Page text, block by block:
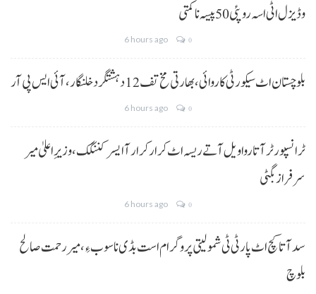
و ڈیزل اٹی اسہ روپئی 50 پیسہ نا کمتی
6 hours ago 0
بلوچستان اٹ سیکورٹی کاروائی، بھارتی مخ تف 12 دہشتگرد خلنگار،آئی ایس پی آر
6 hours ago 0
ٹرانسپورٹر آتا روا ویل آتے ریسہ اٹ کرار کرار آ ایسر کننگک ،وزیرِ اعلیٰ میر
سرفراز بگٹی
6 hours ago 0
سد آتا کچ اٹ پارٹی ٹی شمولیتی پروگرام است بڈی نا سوب ءِ،میر رحمت صالح
بلوچ